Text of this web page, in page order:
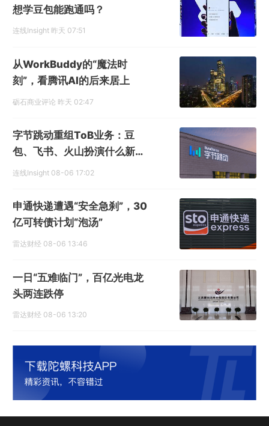
想学豆包能跑通吗？
连线Insight 昨天 07:51
从WorkBuddy的“魔法时
刻”，看腾讯AI的后来居上
砺石商业评论 昨天 02:47
字节跳动重组ToB业务：豆
包、飞书、火山扮演什么新角
色？
连线Insight 08-06 17:02
申通快递遭遇“安全急刹”，30
亿可转债计划“泡汤”
雷达财经 08-06 13:46
一日“五难临门”，百亿光电龙
头两连跌停
雷达财经 08-06 13:20